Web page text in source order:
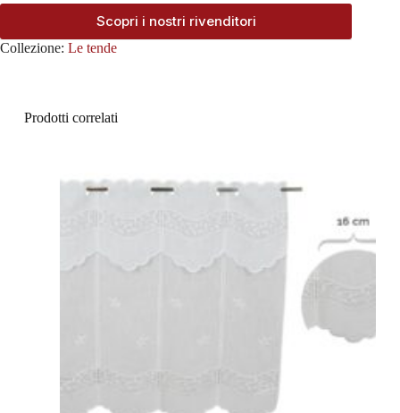
Scopri i nostri rivenditori
Collezione: Le tende
Prodotti correlati